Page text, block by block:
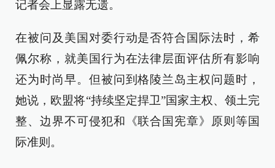
记者会上显露无遗。
在被问及美国对委行动是否符合国际法时，希
佩尔称，就美国行为在法律层面评估所有影响
还为时尚早。但被问到格陵兰岛主权问题时，
她说，欧盟将“持续坚定捍卫”国家主权、领土完
整、边界不可侵犯和《联合国宪章》原则等国
际准则。